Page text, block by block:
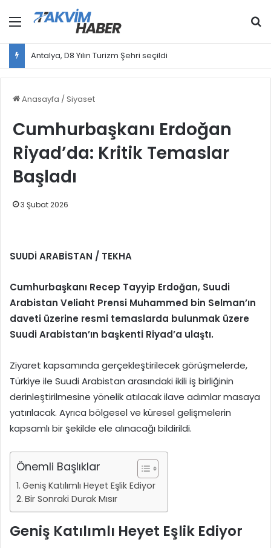
Menü
Cumhurbaşkanı Erdoğan, Bahçeli ile bir araya gelecek
Anasayfa / Siyaset
Cumhurbaşkanı Erdoğan
Riyad’da: Kritik Temaslar
Başladı
3 Şubat 2026
SUUDİ ARABİSTAN / TEKHA
Cumhurbaşkanı Recep Tayyip Erdoğan, Suudi
Arabistan Veliaht Prensi Muhammed bin Selman’ın
daveti üzerine resmi temaslarda bulunmak üzere
Suudi Arabistan’ın başkenti Riyad’a ulaştı.
Ziyaret kapsamında gerçekleştirilecek görüşmelerde,
Türkiye ile Suudi Arabistan arasındaki ikili iş birliğinin
derinleştirilmesine yönelik atılacak ilave adımlar masaya
yatırılacak. Ayrıca bölgesel ve küresel gelişmelerin
kapsamlı bir şekilde ele alınacağı bildirildi.
Önemli Başlıklar
Geniş Katılımlı Heyet Eşlik Ediyor
Bir Sonraki Durak Mısır
Geniş Katılımlı Heyet Eşlik Ediyor